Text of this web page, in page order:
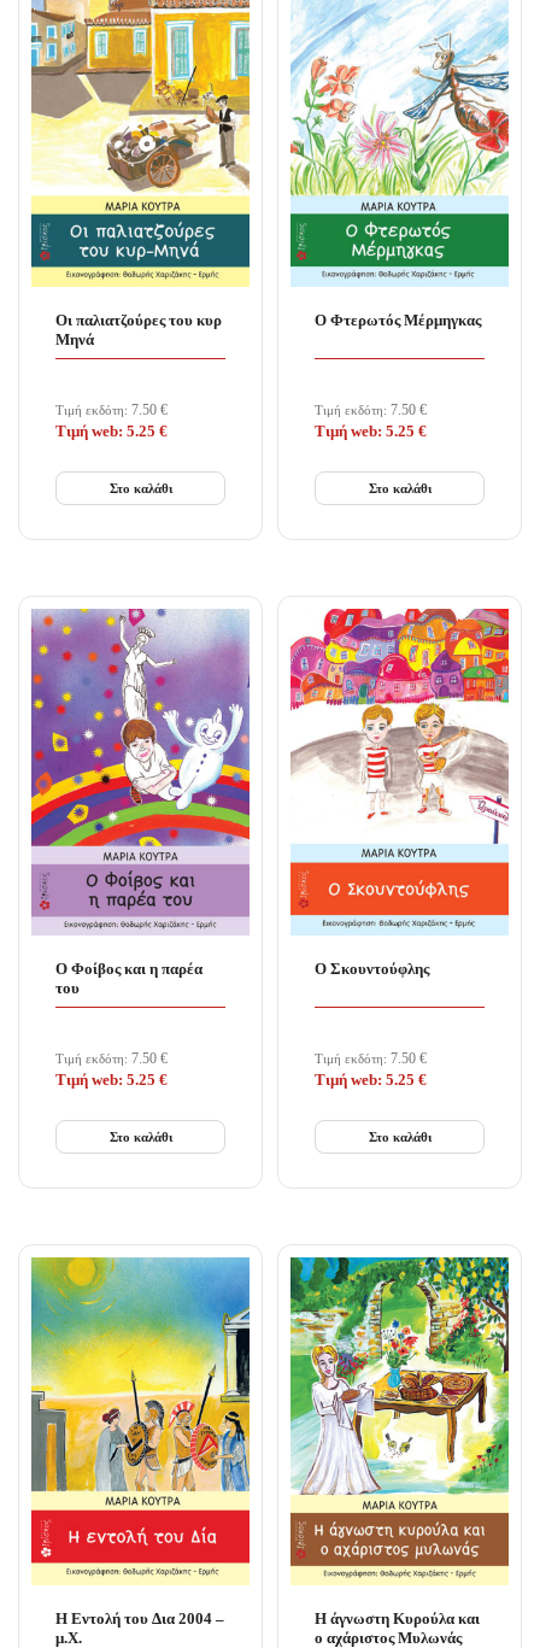
Οι παλιατζούρες του κυρ
Μηνά
Τιμή εκδότη: 7.50 €
Τιμή web: 5.25 €
Στο καλάθι
Ο Φτερωτός Μέρμηγκας
Τιμή εκδότη: 7.50 €
Τιμή web: 5.25 €
Στο καλάθι
Ο Φοίβος και η παρέα
του
Τιμή εκδότη: 7.50 €
Τιμή web: 5.25 €
Στο καλάθι
Ο Σκουντούφλης
Τιμή εκδότη: 7.50 €
Τιμή web: 5.25 €
Στο καλάθι
Η Εντολή του Δια 2004 –
μ.Χ.
Η άγνωστη Κυρούλα και
ο αχάριστος Μυλωνάς